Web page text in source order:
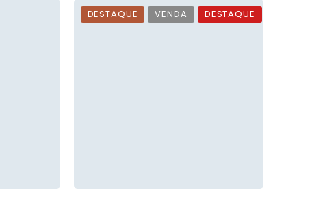
DESTAQUE VENDA DESTAQUE